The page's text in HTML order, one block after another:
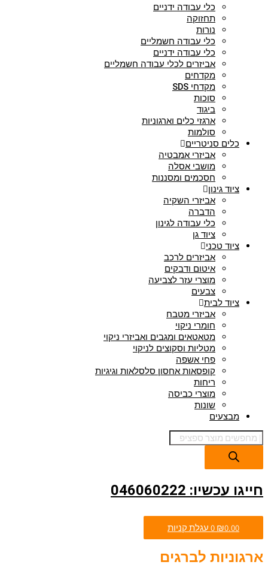
כלי עבודה ידניים
תחזוקה
נורות
כלי עבודה חשמליים
כלי עבודה ידניים
אביזרים לכלי עבודה חשמליים
מקדחים
מקדחי SDS
סוכות
ביגוד
ארגזי כלים וארגוניות
סולמות
כלים סניטריים
אביזרי אמבטיה
מושבי אסלה
חסכמים ומסננות
ציוד גינון
אביזרי השקיה
הדברה
כלי עבודה לגינון
ציוד גן
ציוד טכני
אביזרים לרכב
איטום ודבקים
מוצרי עזר לצביעה
צבעים
ציוד לבית
אביזרי מטבח
חומרי ניקוי
מטאטאים ומגבים ואביזרי ניקוי
מטליות וסקוצים לניקוי
פחי אשפה
קופסאות אחסון סלסלאות וגיגיות
ריחות
מוצרי כביסה
שונות
מבצעים
חייגו עכשיו: 046060222
₪0.00
0 עגלת קניות
ארגוניות לברגים